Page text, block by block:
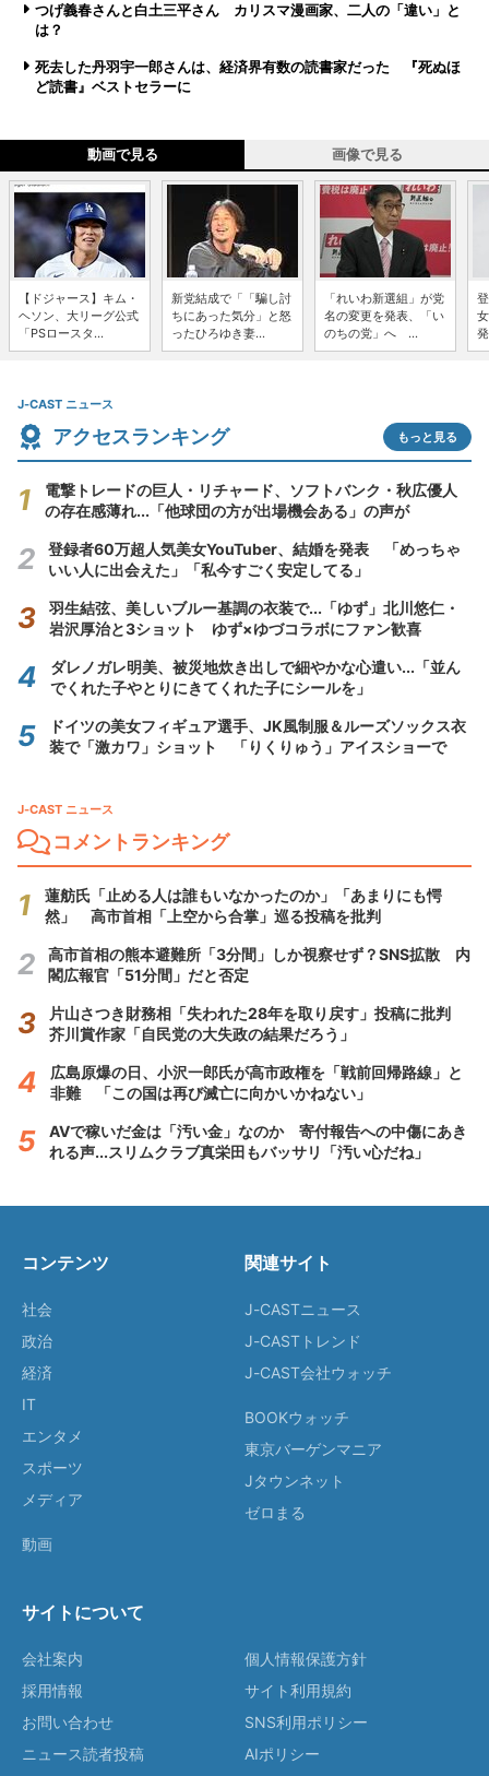
つげ義春さんと白土三平さん カリスマ漫画家、二人の「違い」と
は？
死去した丹羽宇一郎さんは、経済界有数の読書家だった 『死ぬほ
ど読書』ベストセラーに
動画で見る 画像で見る
【ドジャース】キム・
ヘソン、大リーグ公式
「PSロースタ...
新党結成で「「騙し討
ちにあった気分」と怒
ったひろゆき妻...
「れいわ新選組」が党
名の変更を発表、「い
のちの党」へ ...
J-CAST ニュース
アクセスランキング もっと見る
電撃トレードの巨人・リチャード、ソフトバンク・秋広優人
の存在感薄れ...「他球団の方が出場機会ある」の声が
登録者60万超人気美女YouTuber、結婚を発表 「めっちゃ
いい人に出会えた」「私今すごく安定してる」
羽生結弦、美しいブルー基調の衣装で...「ゆず」北川悠仁・
岩沢厚治と3ショット ゆず×ゆづコラボにファン歓喜
ダレノガレ明美、被災地炊き出しで細やかな心遣い...「並ん
でくれた子やとりにきてくれた子にシールを」
ドイツの美女フィギュア選手、JK風制服＆ルーズソックス衣
装で「激カワ」ショット 「りくりゅう」アイスショーで
J-CAST ニュース
コメントランキング
蓮舫氏「止める人は誰もいなかったのか」「あまりにも愕
然」 高市首相「上空から合掌」巡る投稿を批判
高市首相の熊本避難所「3分間」しか視察せず？SNS拡散 内
閣広報官「51分間」だと否定
片山さつき財務相「失われた28年を取り戻す」投稿に批判
芥川賞作家「自民党の大失政の結果だろう」
広島原爆の日、小沢一郎氏が高市政権を「戦前回帰路線」と
非難 「この国は再び滅亡に向かいかねない」
AVで稼いだ金は「汚い金」なのか 寄付報告への中傷にあき
れる声...スリムクラブ真栄田もバッサリ「汚い心だね」
コンテンツ
社会
政治
経済
IT
エンタメ
スポーツ
メディア
動画
関連サイト
J-CASTニュース
J-CASTトレンド
J-CAST会社ウォッチ
BOOKウォッチ
東京バーゲンマニア
Jタウンネット
ゼロまる
サイトについて
会社案内
採用情報
お問い合わせ
ニュース読者投稿
個人情報保護方針
サイト利用規約
SNS利用ポリシー
AIポリシー